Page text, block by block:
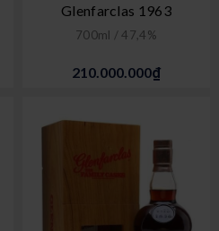
Glenfarclas 1963
700ml / 47,4%
210.000.000₫